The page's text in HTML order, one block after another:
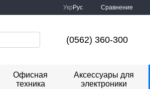
Укр Рус Сравнение
(0562) 360-300
Офисная
техника
Аксессуары для
электроники